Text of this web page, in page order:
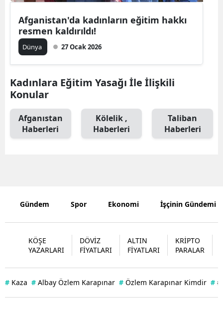
Çankırı
Elazığ
Erzincan
Gaziantep
Giresun
Gümüşhane
Hatay
Afganistan'da kadınların eğitim hakkı
resmen kaldırıldı!
Dünya 27 Ocak 2026
Kadınlara Eğitim Yasağı İle İlişkili
Konular
Afganıstan
Haberleri
Kölelik ,
Haberleri
Taliban
Haberleri
Gündem Spor Ekonomi İşçinin Gündemi
KÖŞE
YAZARLARI
DÖVİZ
FİYATLARI
ALTIN
FİYATLARI
KRİPTO
PARALAR
# Kaza # Albay Özlem Karapınar # Özlem Karapınar Kimdir #